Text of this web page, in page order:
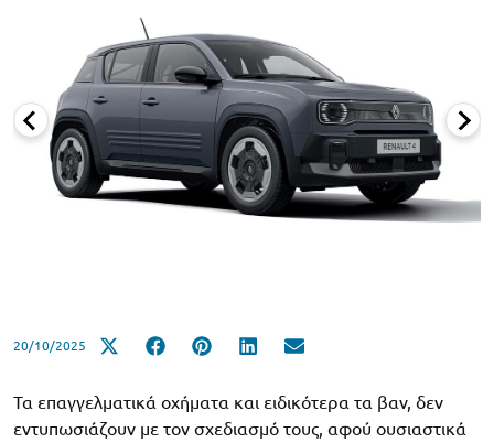
20/10/2025
Τα επαγγελματικά οχήματα και ειδικότερα τα βαν, δεν
εντυπωσιάζουν με τον σχεδιασμό τους, αφού ουσιαστικά